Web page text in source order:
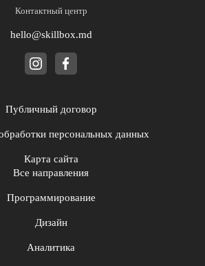
Контактный центр
hello@skillbox.md
Публичный договор
персональных данных
Карта сайта
Все направления
Программирование
Дизайн
Аналитика